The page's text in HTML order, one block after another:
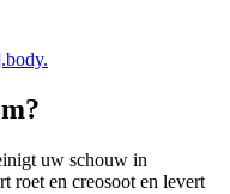
?
uw schouw in
roet en creosoot en levert